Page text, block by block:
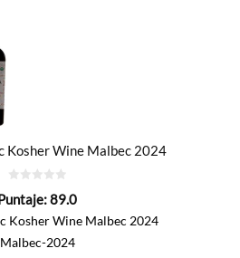
Kosher Wine Malbec 2024
de
89.0
Kosher Wine Malbec 2024
Malbec-2024